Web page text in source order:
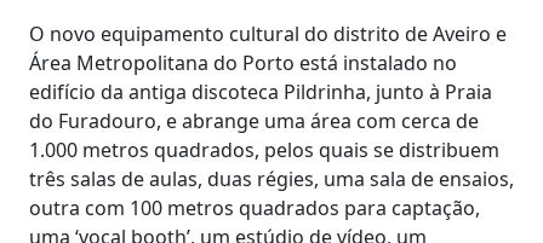
O novo equipamento cultural do distrito de Aveiro e
Área Metropolitana do Porto está instalado no
edifício da antiga discoteca Pildrinha, junto à Praia
do Furadouro, e abrange uma área com cerca de
1.000 metros quadrados, pelos quais se distribuem
três salas de aulas, duas régies, uma sala de ensaios,
outra com 100 metros quadrados para captação,
uma ‘vocal booth’, um estúdio de vídeo, um